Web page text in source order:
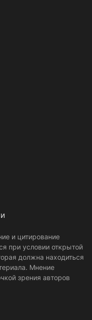
и цитирование
при условии открытой
должна находиться
Мнение
зрения авторов